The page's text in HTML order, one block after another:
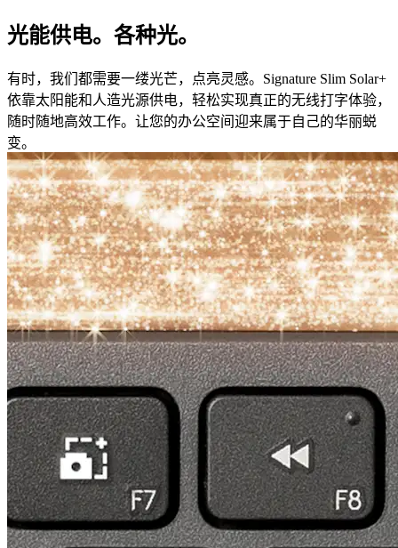
光能供电。各种光。
有时，我们都需要一缕光芒，点亮灵感。Signature Slim Solar+
依靠太阳能和人造光源供电，轻松实现真正的无线打字体验，
随时随地高效工作。让您的办公空间迎来属于自己的华丽蜕
变。